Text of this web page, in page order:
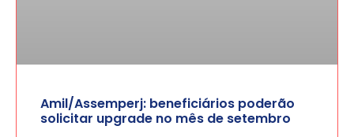
Amil/Assemperj: beneficiários poderão
solicitar upgrade no mês de setembro